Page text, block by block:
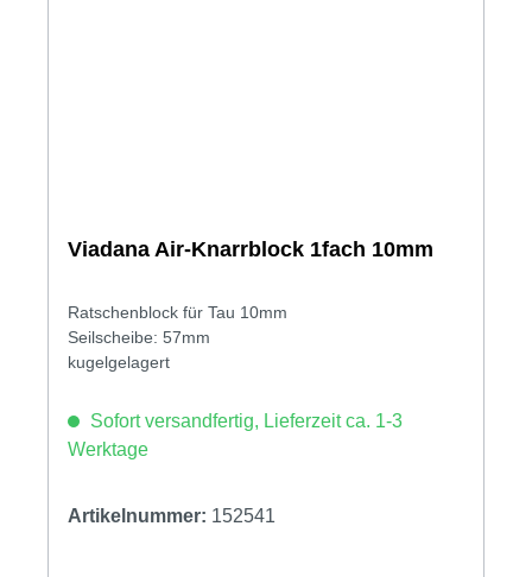
Viadana Air-Knarrblock 1fach 10mm
Ratschenblock für Tau 10mm
Seilscheibe: 57mm
kugelgelagert
Sofort versandfertig, Lieferzeit ca. 1-3
Werktage
Artikelnummer: 152541